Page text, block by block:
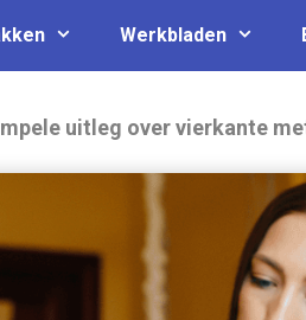
Werkbladen
uitleg over vierkante